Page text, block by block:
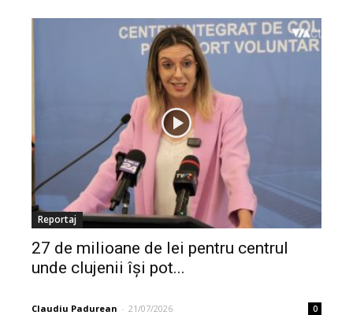
Reportaj
27 de milioane de lei pentru centrul
unde clujenii își pot...
Claudiu Padurean - 21/07/2026 0